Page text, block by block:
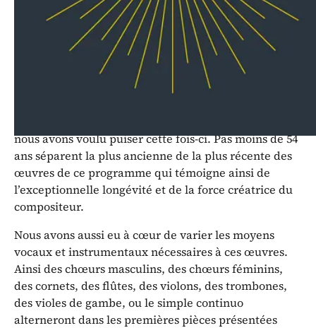
XVIe et XVIIe siècles) en décembre 2022, l’Académie
vocale de Suisse romande s’associe à nouveau à
l’ensemble instrumental de musique ancienne
Barberine pour un programme autour de la Nativité
nous avons voulu puiser cette fois-ci. Pas moins de 54
ans séparent la plus ancienne de la plus récente des
œuvres de ce programme qui témoigne ainsi de
l’exceptionnelle longévité et de la force créatrice du
compositeur.
Nous avons aussi eu à cœur de varier les moyens
vocaux et instrumentaux nécessaires à ces œuvres.
Ainsi des chœurs masculins, des chœurs féminins,
des cornets, des flûtes, des violons, des trombones,
des violes de gambe, ou le simple continuo
alterneront dans les premières pièces présentées